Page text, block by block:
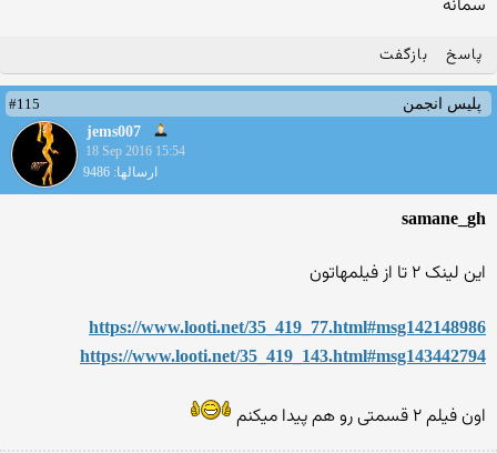
سمانه
پاسخ بازگفت
پلیس انجمن
#115
jems007
18 Sep 2016 15:54
ارسالها: 9486
samane_gh
این لینک ۲ تا از فیلمهاتون
https://www.looti.net/35_419_77.html#msg142148986
https://www.looti.net/35_419_143.html#msg143442794
اون فیلم ۲ قسمتی رو هم پیدا میکنم